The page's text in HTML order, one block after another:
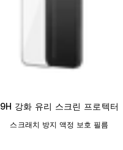
9H 강화 유리 스크린 프로텍터
스크래치 방지 액정 보호 필름